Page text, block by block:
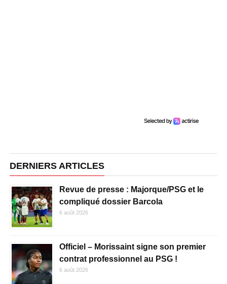
DERNIERS ARTICLES
Revue de presse : Majorque/PSG et le
compliqué dossier Barcola
6 août 2026
Officiel – Morissaint signe son premier
contrat professionnel au PSG !
6 août 2026